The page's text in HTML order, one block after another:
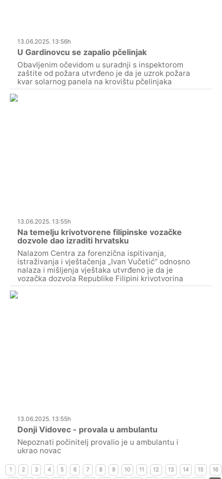
13.06.2025. 13:56h
U Gardinovcu se zapalio pčelinjak
Obavljenim očevidom u suradnji s inspektorom
zaštite od požara utvrđeno je da je uzrok požara
kvar solarnog panela na krovištu pčelinjaka
13.06.2025. 13:55h
Na temelju krivotvorene filipinske vozačke
dozvole dao izraditi hrvatsku
Nalazom Centra za forenzična ispitivanja,
istraživanja i vještačenja „Ivan Vučetić“ odnosno
nalaza i mišljenja vještaka utvrđeno je da je
vozačka dozvola Republike Filipini krivotvorina
13.06.2025. 13:55h
Donji Vidovec - provala u ambulantu
Nepoznati počinitelj provalio je u ambulantu i
ukrao novac
1 2 3 4 5 6 7 8 9 10 11 12 13 14 15
16